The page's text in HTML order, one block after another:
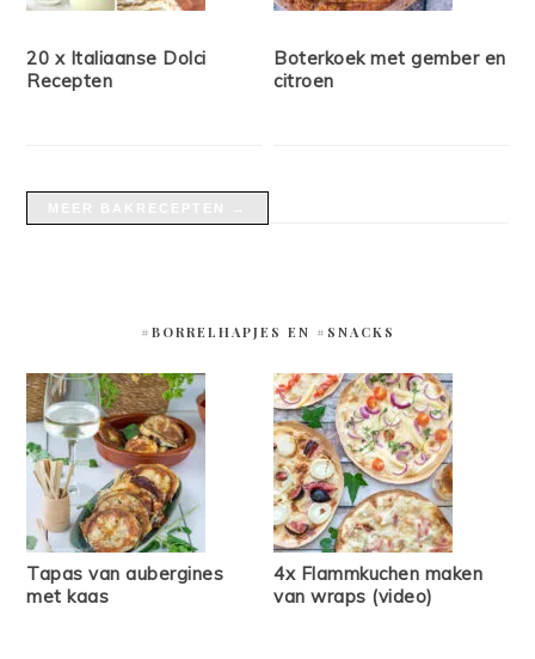
20 x Italiaanse Dolci
Recepten
Boterkoek met gember en
citroen
#BORRELHAPJES EN #SNACKS
Tapas van aubergines
met kaas
4x Flammkuchen maken
van wraps (video)